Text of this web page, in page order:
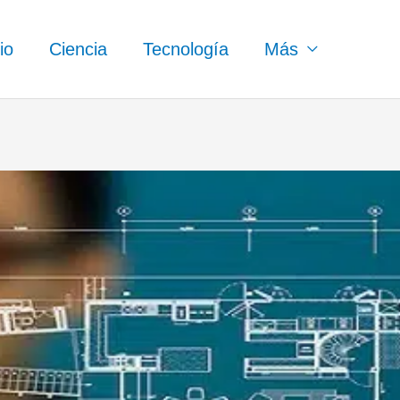
Ciencia Tecnología Más